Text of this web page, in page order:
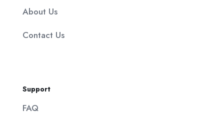
About Us
Contact Us
Support
FAQ